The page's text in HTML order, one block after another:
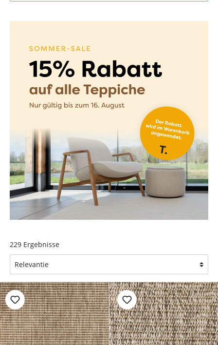
229 Ergebnisse